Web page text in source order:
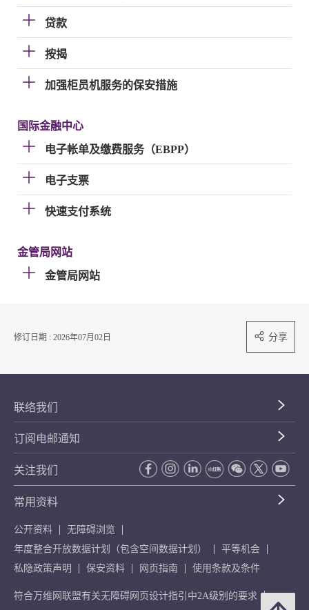
贷款
按揭
加强柜员机服务的保安措施
国际金融中心
电子帐单及缴费服务（EBPP）
电子支票
快速支付系统
金管局网站
金管局网站
修订日期 : 2026年07月02日 分享
联络我们
订阅电邮通知
关注我们
常用资料
公开资料
无障碍浏览
年度整合开放数据计划（包含空间数据计划）
平等机会
私隐政策声明
保安资料 网页指南 使用条款及条件
符合万维网联盟有关无障碍网页设计指引中2A级别的要求